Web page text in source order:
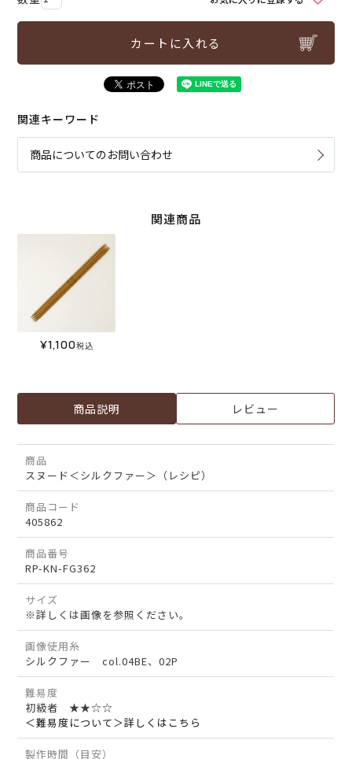
カートに入れる
関連キーワード
商品についてのお問い合わせ
関連商品
¥1,100税込
商品説明 レビュー
商品
スヌード＜シルクファー＞（レシピ）
商品コード
405862
商品番号
RP-KN-FG362
サイズ
※詳しくは画像を参照ください。
画像使用糸
シルクファー col.04BE、02P
難易度
初級者 ★★☆☆
＜難易度について＞詳しくはこちら
製作時間（目安）